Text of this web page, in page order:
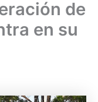
de
en su